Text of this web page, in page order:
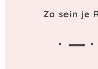
Zo sein je
· — ·